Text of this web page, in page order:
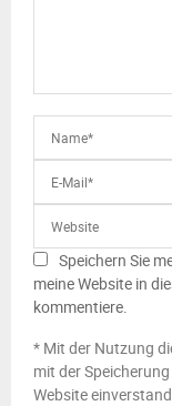
Speichern Sie
meine Website in
kommentiere.
* Mit der Nutzung
mit der
Website